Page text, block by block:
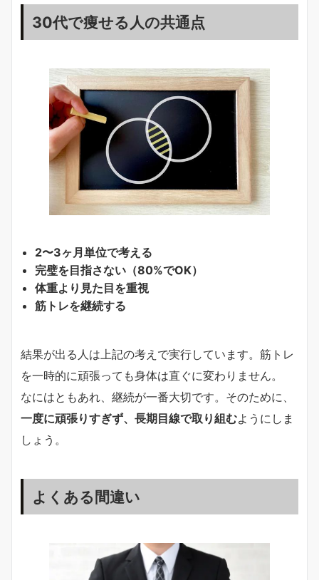
30代で痩せる人の共通点
2〜3ヶ月単位で考える
完璧を目指さない（80%でOK）
体重より見た目を重視
筋トレを継続する
結果が出る人は上記の考えで実行しています。筋トレ
を一時的に頑張っても身体は直ぐに変わりません。
なにはともあれ、継続が一番大切です。そのために、
一度に頑張りすぎず、長期目線で取り組むようにしま
しょう。
よくある間違い